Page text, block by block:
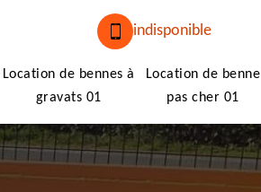
indisponible
Location de bennes à
gravats 01
Location de benne
pas cher 01